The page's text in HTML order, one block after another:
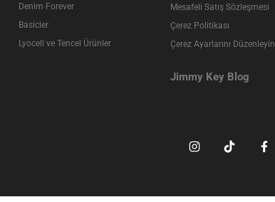
Denim Forever
Basicler
Lyocell ve Tencel Ürünler
Mesafeli Satış Sözleşmesi
Çerez Politikası
Çerez Ayarlarını Düzenleyin
Jimmy Key Blog